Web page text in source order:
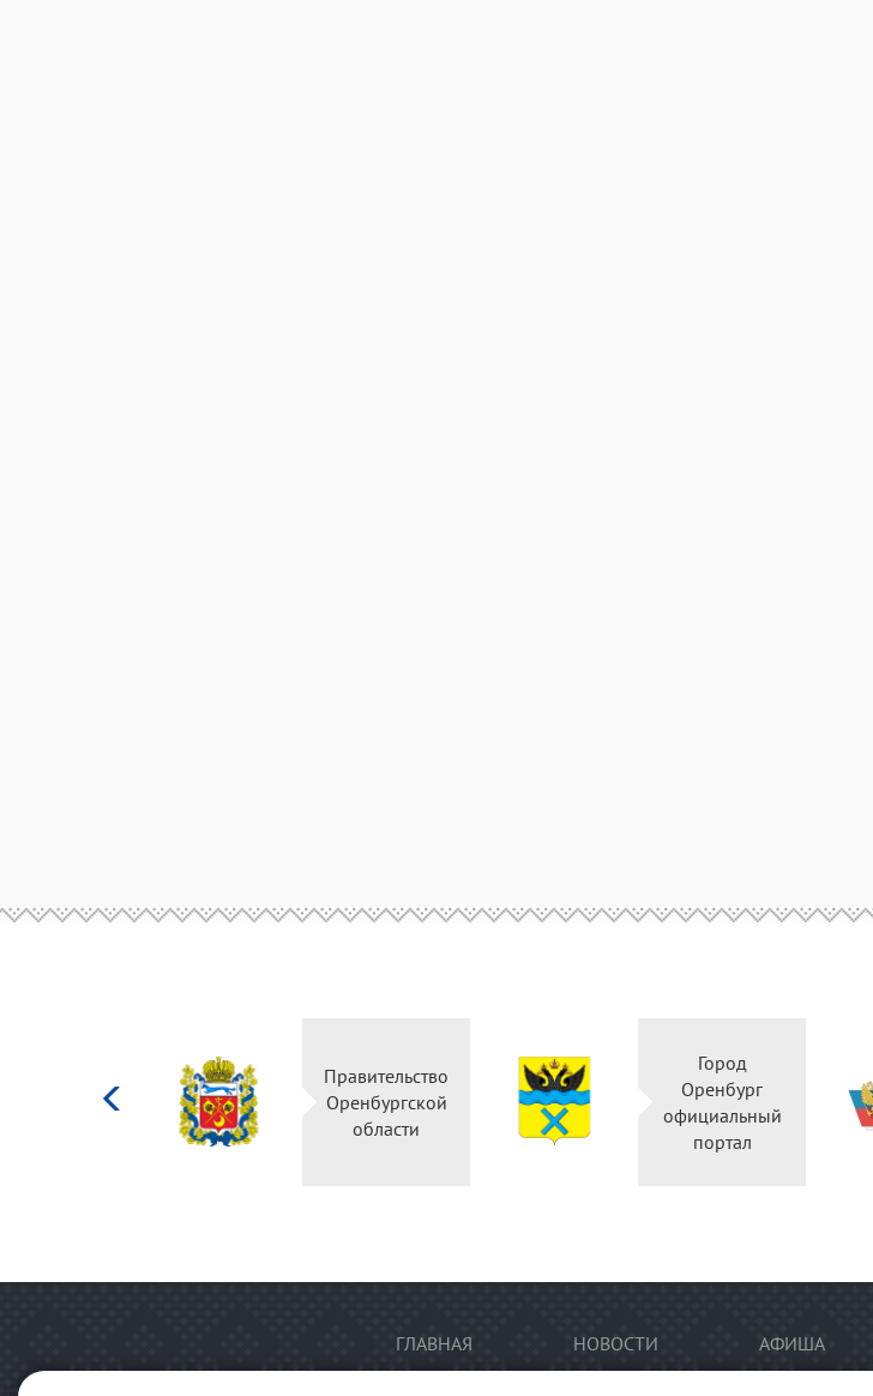
Правительство
Оренбургской
области
Город
Оренбург
официальный
портал
ГЛАВНАЯ НОВОСТИ АФИША